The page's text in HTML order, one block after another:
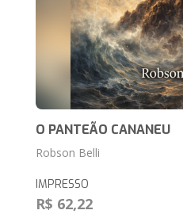
O PANTEÃO CANANEU
Robson Belli
IMPRESSO
R$ 62,22